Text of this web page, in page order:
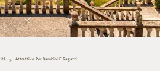
Attrattive Per Bambini E Ragazzi